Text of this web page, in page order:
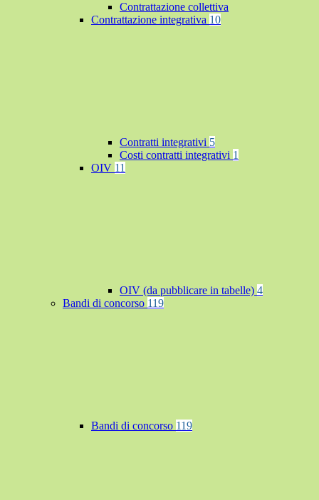
Contrattazione collettiva
Contrattazione integrativa 10
Contratti integrativi 5
Costi contratti integrativi 1
OIV 11
OIV (da pubblicare in tabelle) 4
Bandi di concorso 119
Bandi di concorso 119